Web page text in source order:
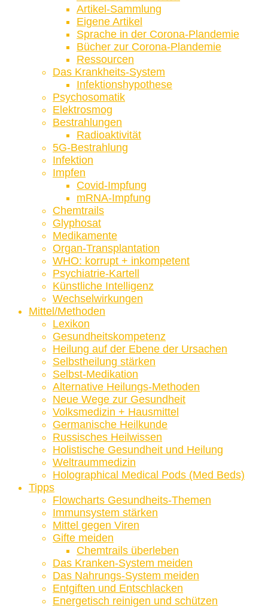
Artikel-Sammlung
Eigene Artikel
Sprache in der Corona-Plandemie
Bücher zur Corona-Plandemie
Ressourcen
Das Krankheits-System
Infektionshypothese
Psychosomatik
Elektrosmog
Bestrahlungen
Radioaktivität
5G-Bestrahlung
Infektion
Impfen
Covid-Impfung
mRNA-Impfung
Chemtrails
Glyphosat
Medikamente
Organ-Transplantation
WHO: korrupt + inkompetent
Psychiatrie-Kartell
Künstliche Intelligenz
Wechselwirkungen
Mittel/Methoden
Lexikon
Gesundheitskompetenz
Heilung auf der Ebene der Ursachen
Selbstheilung stärken
Selbst-Medikation
Alternative Heilungs-Methoden
Neue Wege zur Gesundheit
Volksmedizin + Hausmittel
Germanische Heilkunde
Russisches Heilwissen
Holistische Gesundheit und Heilung
Weltraummedizin
Holographical Medical Pods (Med Beds)
Tipps
Flowcharts Gesundheits-Themen
Immunsystem stärken
Mittel gegen Viren
Gifte meiden
Chemtrails überleben
Das Kranken-System meiden
Das Nahrungs-System meiden
Entgiften und Entschlacken
Energetisch reinigen und schützen